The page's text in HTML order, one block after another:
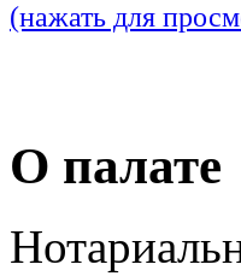
(нажать для
О палате